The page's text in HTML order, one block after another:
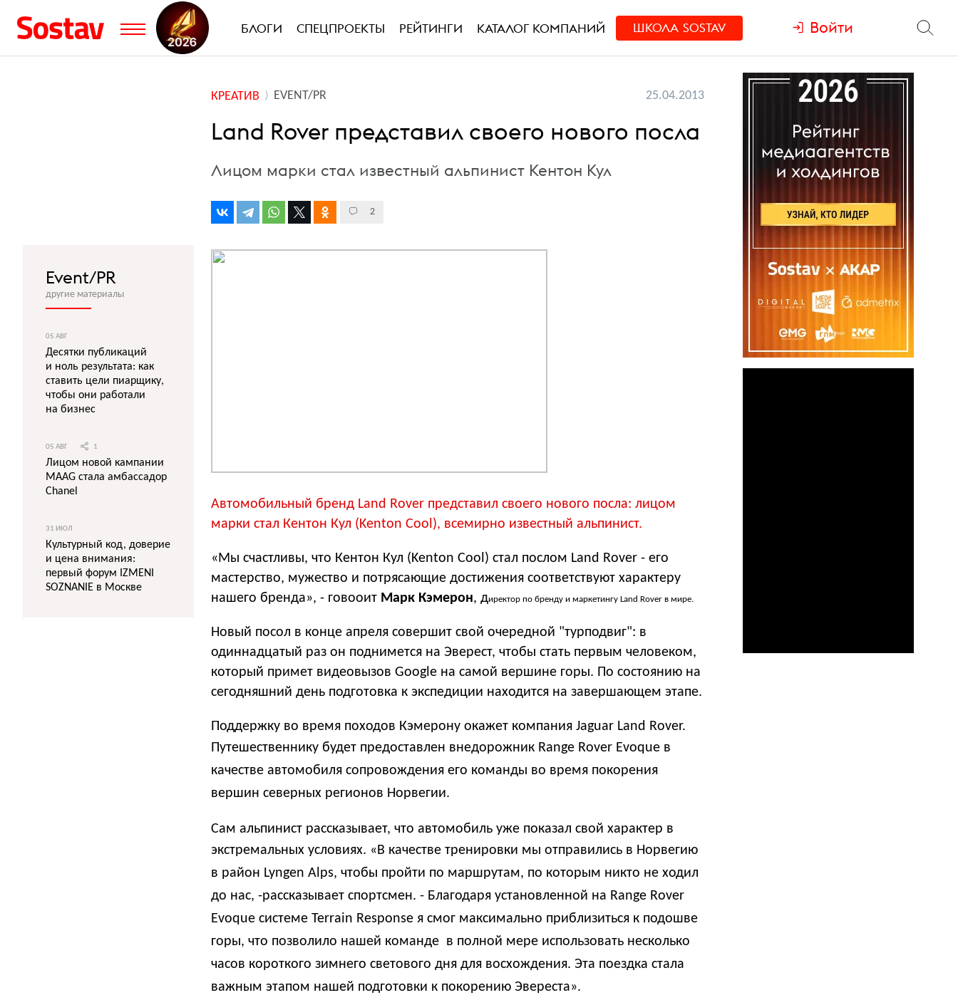
БЛОГИ СПЕЦПРОЕКТЫ РЕЙТИНГИ КАТАЛОГ КОМПАНИЙ ШКОЛА SOSTAV Войти
КРЕАТИВ EVENT/PR 25.04.2013
Land Rover представил своего нового посла
Лицом марки стал известный альпинист Кентон Кул
2
Автомобильный бренд Land Rover представил своего нового посла: лицом
марки стал Кентон Кул (Kenton Cool), всемирно известный альпинист.
«Мы счастливы, что Кентон Кул (Kenton Cool) стал послом Land Rover - его
мастерство, мужество и потрясающие достижения соответствуют характеру
нашего бренда», - говооит Марк Кэмерон, директор по бренду и маркетингу Land Rover в мире.
Новый посол в конце апреля совершит свой очередной "турподвиг": в
одиннадцатый раз он поднимется на Эверест, чтобы стать первым человеком,
который примет видеовызов Google на самой вершине горы. По состоянию на
сегодняшний день подготовка к экспедиции находится на завершающем этапе.
Поддержку во время походов Кэмерону окажет компания Jaguar Land Rover.
Путешественнику будет предоставлен внедорожник Range Rover Evoque в
качестве автомобиля сопровождения его команды во время покорения
вершин северных регионов Норвегии.
Сам альпинист рассказывает, что автомобиль уже показал свой характер в
экстремальных условиях. «В качестве тренировки мы отправились в Норвегию
в район Lyngen Alps, чтобы пройти по маршрутам, по которым никто не ходил
до нас, -рассказывает спортсмен. - Благодаря установленной на Range Rover
Evoque системе Terrain Response я смог максимально приблизиться к подошве
горы, что позволило нашей команде в полной мере использовать несколько
часов короткого зимнего светового дня для восхождения. Эта поездка стала
важным этапом нашей подготовки к покорению Эвереста».
Event/PR
другие материалы
05 АВГ
Десятки публикаций
и ноль результата: как
ставить цели пиарщику,
чтобы они работали
на бизнес
05 АВГ 1
Лицом новой кампании
MAAG стала амбассадор
Chanel
31 ИЮЛ
Культурный код, доверие
и цена внимания:
первый форум IZMENI
SOZNANIE в Москве